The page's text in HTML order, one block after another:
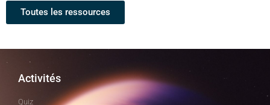
Toutes les ressources
Activités
Quiz